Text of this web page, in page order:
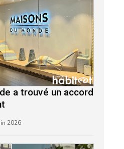
a trouvé un accord
2026